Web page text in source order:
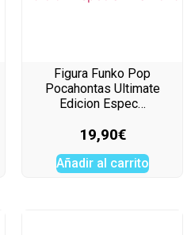
Figura Funko Pop
Pocahontas Ultimate
Edicion Espec…
19,90€
Añadir al carrito